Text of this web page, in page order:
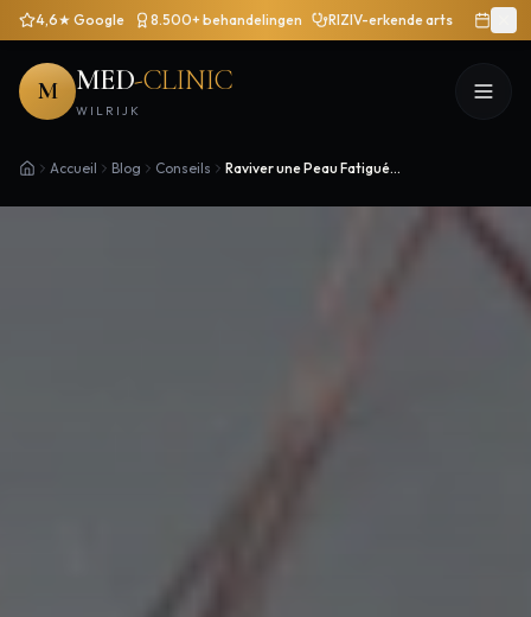
4,6★ Google 8.500+ behandelingen RIZIV-erkende arts
M MED-CLINIC
WILRIJK
Accueil Blog Conseils Raviver une Peau Fatiguée et Terne: Retrouvez votre Éclat